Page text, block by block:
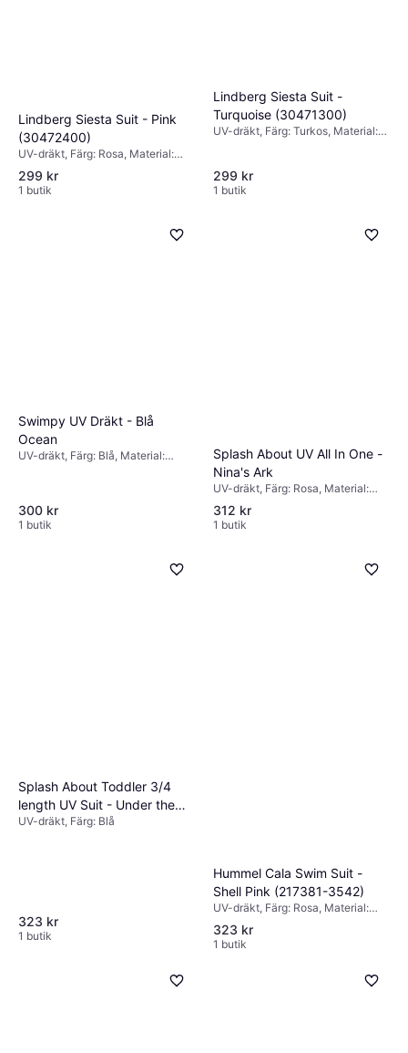
Lindberg Siesta Suit - Pink
(30472400)
UV-dräkt, Färg: Rosa, Material:
Elastan/Lycra/Spandex, Polyamid,
Mönster: Blommig
299 kr
1 butik
Lindberg Siesta Suit -
Turquoise (30471300)
UV-dräkt, Färg: Turkos, Material:
299 kr
1 butik
Swimpy UV Dräkt - Blå
Ocean
UV-dräkt, Färg: Blå, Material:
300 kr
1 butik
Splash About UV All In One -
Nina's Ark
UV-dräkt, Färg: Rosa, Material:
Elastan/Lycra/Spandex, Nylon
312 kr
1 butik
Splash About Toddler 3/4
length UV Suit - Under the
Sea
UV-dräkt, Färg: Blå
323 kr
1 butik
Hummel Cala Swim Suit -
Shell Pink (217381-3542)
UV-dräkt, Färg: Rosa, Material:
Elastan/Lycra/Spandex, Polyester
323 kr
1 butik